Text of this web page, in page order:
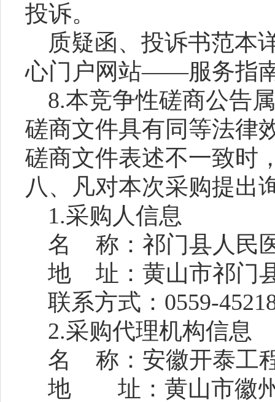
投诉。
质疑函、投诉书范本
心门户网站——服务指
8.本竞争性磋商公告
磋商文件具有同等法律
磋商文件表述不一致时
八、凡对本次采购提出
1.采购人信息
名
称：祁门县人民
地
址：黄山市祁门
联系方式： 0559-
2.采购代理机构信息
名
称： 安徽开泰工
地 址：黄山市徽